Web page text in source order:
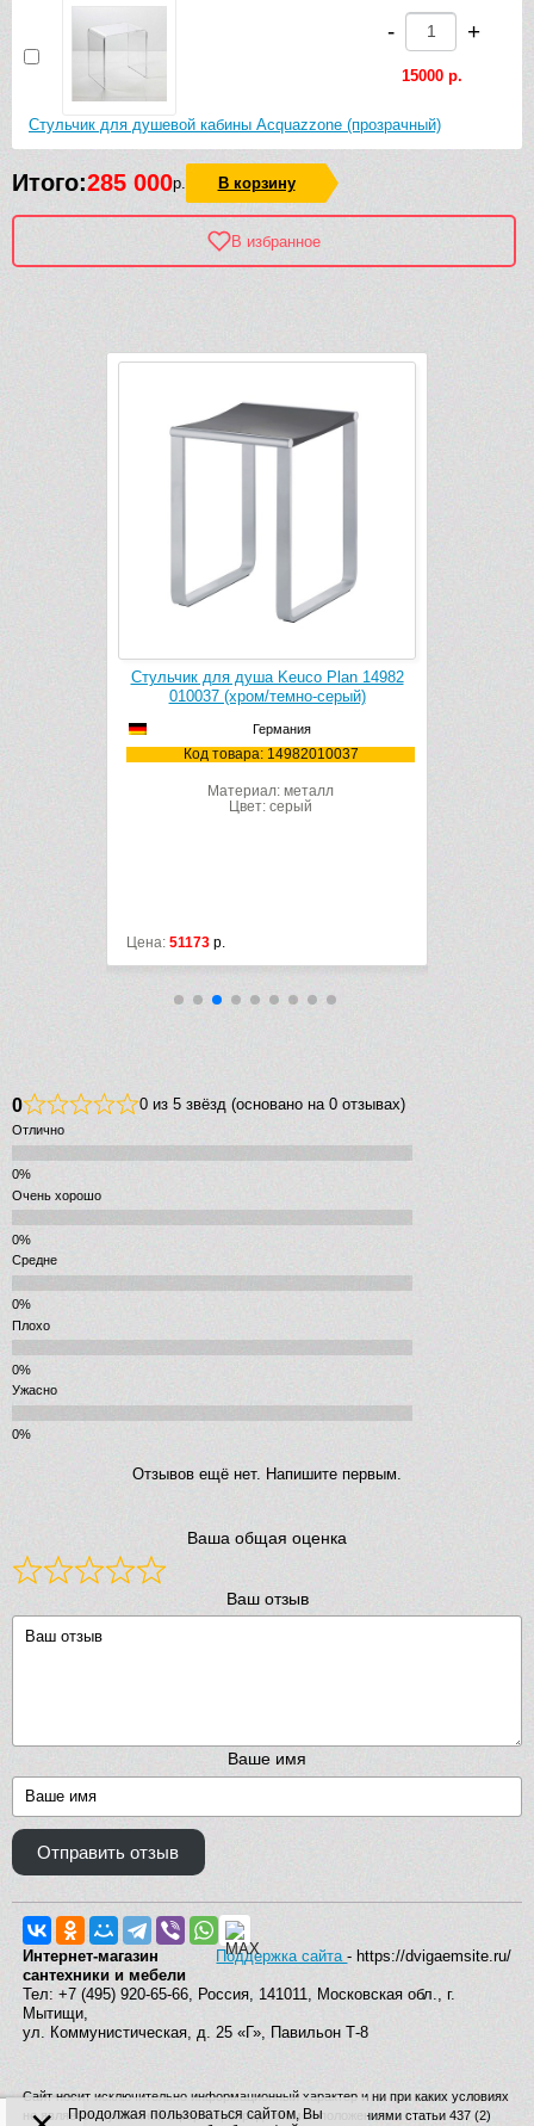
Стульчик для душевой кабины Acquazzone (прозрачный)
- +
15000 р.
Итого:285 000р. В корзину
В избранное
Стульчик для душа Keuco Plan 14982
010037 (хром/темно-серый)
Германия
Код товара: 14982010037
Материал: металл
Цвет: серый
Цена: 51173 р.
0 0 из 5 звёзд (основано на 0 отзывах)
Отлично
Очень хорошо
Средне
Плохо
Ужасно
Отзывов ещё нет. Напишите первым.
Ваша общая оценка
Ваш отзыв
Ваше имя
Отправить отзыв
Поддержка сайта- https://dvigaemsite.ru/
Интернет-магазин
сантехники и мебели
Тел: +7 (495) 920-65-66, Россия, 141011, Московская обл., г.
Мытищи,
ул. Коммунистическая, д. 25 «Г», Павильон Т-8
Сайт носит исключительно информационный характер и ни при каких условиях
не является публичной офертой, определяемой положениями статьи 437 (2)
Продолжая пользоваться сайтом, Вы